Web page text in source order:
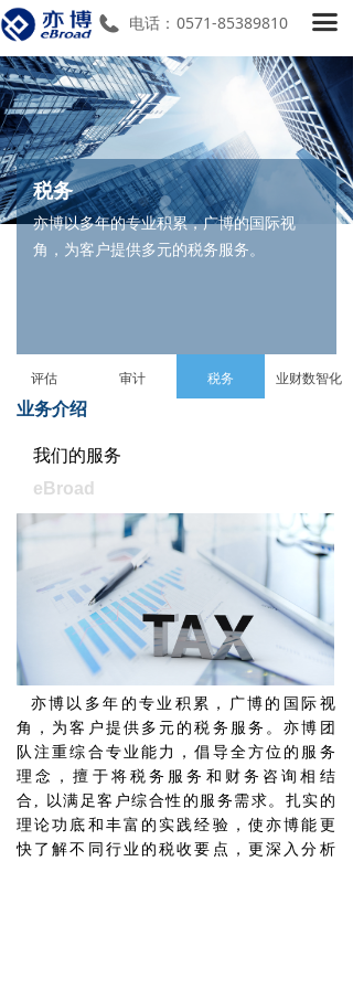
끀
首页
关于我们
服务项目
亦博微讯
新闻动态
电话： 0571-85389810
税务
亦博以多年的专业积累，广博的国际视
角，为客户提供多元的税务服务。
业务介绍
亦博以多年的专业积累，广博的国际视
角，为客户提供多元的税务服务。亦博团
队注重综合专业能力，倡导全方位的服务
理念，擅于将税务服务和财务咨询相结
合 , 以满足客户综合性的服务需求。扎实的
理论功底和丰富的实践经验，使亦博能更
快了解不同行业的税收要点，更深入分析
我们的服务
eBroad
评估 审计 税务 业财数智化